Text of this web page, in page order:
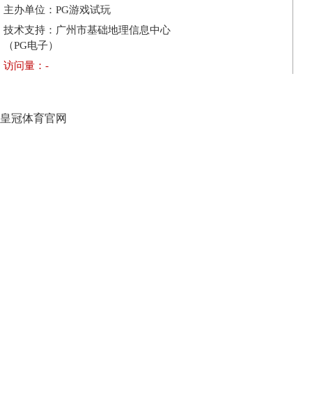
主办单位：PG游戏试玩
技术支持：广州市基础地理信息中心
（PG电子）
访问量： -
皇冠体育官网